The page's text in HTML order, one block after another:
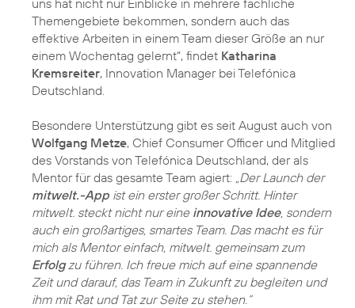
Themengebiete bekommen, sondern auch das
effektive Arbeiten in einem Team dieser Größe an nur
einem Wochentag gelernt“, findet Katharina
Kremsreiter, Innovation Manager bei Telefónica
Deutschland.
Besondere Unterstützung gibt es seit August auch von
Wolfgang Metze, Chief Consumer Officer und Mitglied
des Vorstands von Telefónica Deutschland, der als
Mentor für das gesamte Team agiert: „Der Launch der
mitwelt.-App ist ein erster großer Schritt. Hinter
mitwelt. steckt nicht nur eine innovative Idee, sondern
auch ein großartiges, smartes Team. Das macht es für
mich als Mentor einfach, mitwelt. gemeinsam zum
Erfolgzu führen. Ich freue mich auf eine spannende
Zeit und darauf, das Team in Zukunft zu begleiten und
ihm mit Rat und Tat zur Seite zu stehen.“